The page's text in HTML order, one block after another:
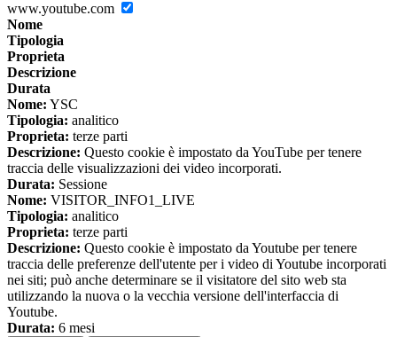
www.youtube.com
Nome
Tipologia
Proprieta
Descrizione
Durata
Nome: YSC
Tipologia: analitico
Proprieta: terze parti
Descrizione: Questo cookie è impostato da YouTube per tenere
traccia delle visualizzazioni dei video incorporati.
Durata: Sessione
Nome: VISITOR_INFO1_LIVE
Tipologia: analitico
Proprieta: terze parti
Descrizione: Questo cookie è impostato da Youtube per tenere
traccia delle preferenze dell'utente per i video di Youtube incorporati
nei siti; può anche determinare se il visitatore del sito web sta
utilizzando la nuova o la vecchia versione dell'interfaccia di
Youtube.
Durata: 6 mesi